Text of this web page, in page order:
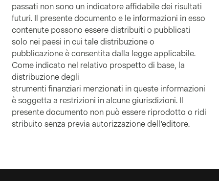
passati non sono un indicatore affidabile dei risultati
futuri. Il presente documento e le informazioni in esso
contenute possono essere distribuiti o pubblicati
solo nei paesi in cui tale distribuzione o
pubblicazione è consentita dalla legge applicabile.
Come indicato nel relativo prospetto di base, la
distribuzione degli
strumenti finanziari menzionati in queste informazioni
è soggetta a restrizioni in alcune giurisdizioni. Il
presente documento non può essere riprodotto o ridi
stribuito senza previa autorizzazione dell’editore.